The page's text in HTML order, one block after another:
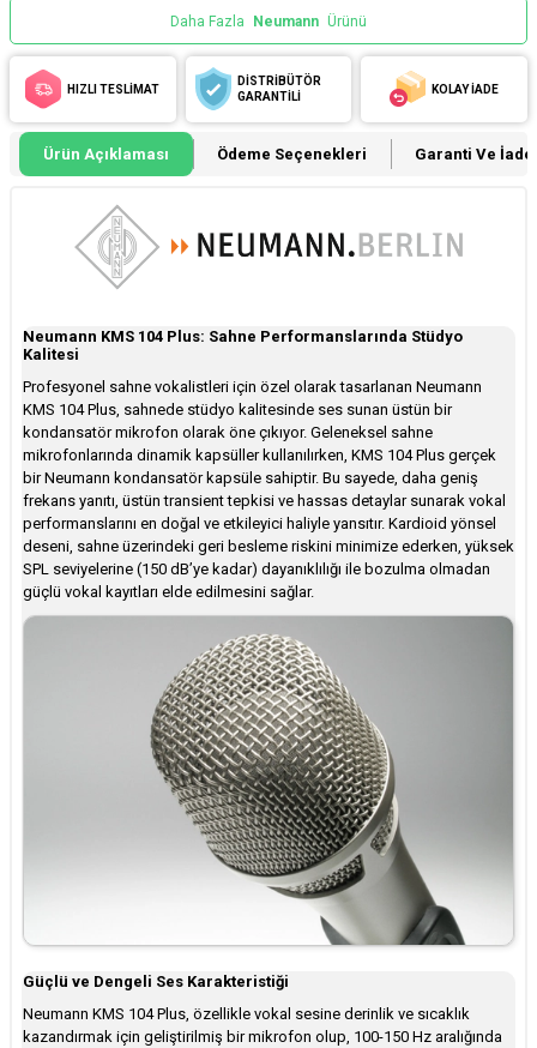
Daha Fazla Neumann Ürünü
HIZLI TESLİMAT
DİSTRİBÜTÖR
GARANTİLİ
KOLAY İADE
Ürün Açıklaması Ödeme Seçenekleri Garanti Ve İade
Neumann KMS 104 Plus: Sahne Performanslarında Stüdyo
Kalitesi
Profesyonel sahne vokalistleri için özel olarak tasarlanan Neumann
KMS 104 Plus, sahnede stüdyo kalitesinde ses sunan üstün bir
kondansatör mikrofon olarak öne çıkıyor. Geleneksel sahne
mikrofonlarında dinamik kapsüller kullanılırken, KMS 104 Plus gerçek
bir Neumann kondansatör kapsüle sahiptir. Bu sayede, daha geniş
frekans yanıtı, üstün transient tepkisi ve hassas detaylar sunarak vokal
performanslarını en doğal ve etkileyici haliyle yansıtır. Kardioid yönsel
deseni, sahne üzerindeki geri besleme riskini minimize ederken, yüksek
SPL seviyelerine (150 dB’ye kadar) dayanıklılığı ile bozulma olmadan
güçlü vokal kayıtları elde edilmesini sağlar.
Güçlü ve Dengeli Ses Karakteristiği
Neumann KMS 104 Plus, özellikle vokal sesine derinlik ve sıcaklık
kazandırmak için geliştirilmiş bir mikrofon olup, 100-150 Hz aralığında